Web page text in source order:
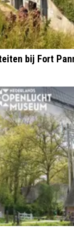
bij Fort